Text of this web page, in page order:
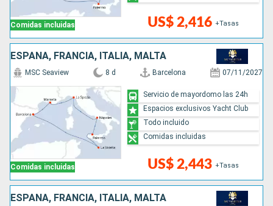
Comidas incluidas US$ 2,416 +Tasas
ESPAÑA, FRANCIA, ITALIA, MALTA
Comidas incluidas
MSC Seaview 8 d Barcelona 07/11/2027
US$ 2,443 +Tasas
Servicio de mayordomo las 24h
Espacios exclusivos Yacht Club
Todo incluido
Comidas incluidas
ESPAÑA, FRANCIA, ITALIA, MALTA